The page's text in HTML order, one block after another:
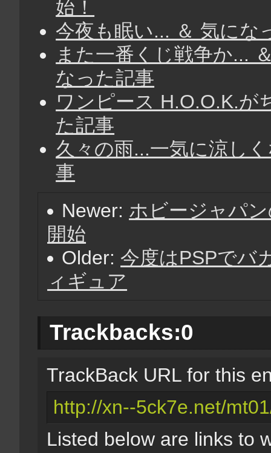
始！
今夜も眠い... ＆ 気にな
また一番くじ戦争か...
なった記事
ワンピース H.O.O.K.が
た記事
久々の雨...一気に涼し
事
Newer: ホビージャパ
開始
Older:今度はPSPでバ
ィギュア
Trackbacks:0
TrackBack URL for this
http://xn--5ck7e.net/
Listed below are links to